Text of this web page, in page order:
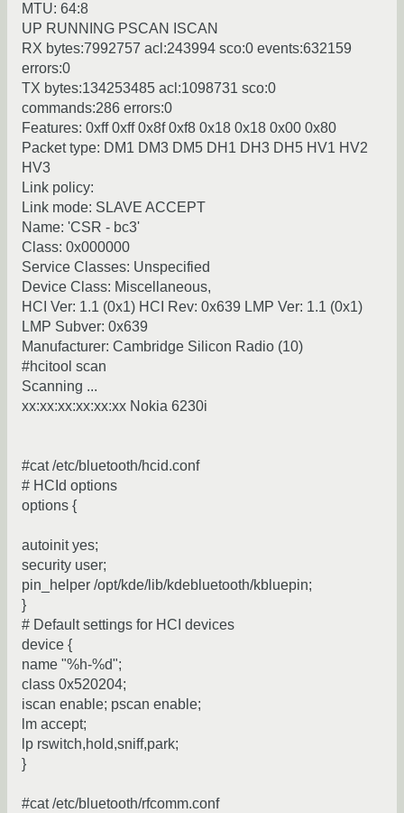
MTU: 64:8
UP RUNNING PSCAN ISCAN
RX bytes:7992757 acl:243994 sco:0 events:632159
errors:0
TX bytes:134253485 acl:1098731 sco:0
commands:286 errors:0
Features: 0xff 0xff 0x8f 0xf8 0x18 0x18 0x00 0x80
Packet type: DM1 DM3 DM5 DH1 DH3 DH5 HV1 HV2
HV3
Link policy:
Link mode: SLAVE ACCEPT
Name: 'CSR - bc3'
Class: 0x000000
Service Classes: Unspecified
Device Class: Miscellaneous,
HCI Ver: 1.1 (0x1) HCI Rev: 0x639 LMP Ver: 1.1 (0x1)
LMP Subver: 0x639
Manufacturer: Cambridge Silicon Radio (10)
#hcitool scan
Scanning ...
xx:xx:xx:xx:xx:xx Nokia 6230i
#cat /etc/bluetooth/hcid.conf
# HCId options
options {
autoinit yes;
security user;
pin_helper /opt/kde/lib/kdebluetooth/kbluepin;
}
# Default settings for HCI devices
device {
name "%h-%d";
class 0x520204;
iscan enable; pscan enable;
lm accept;
lp rswitch,hold,sniff,park;
}
#cat /etc/bluetooth/rfcomm.conf